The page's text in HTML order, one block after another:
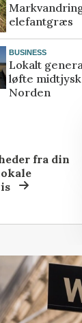
elefantgræs
BUSINESS
Lokalt
løfte
Norden
fra din